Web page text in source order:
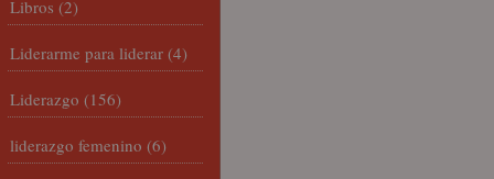
Libros (2)
Liderarme para liderar (4)
Liderazgo (156)
liderazgo femenino (6)